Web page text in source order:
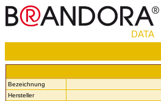
DATA
Bezeichnung
Hersteller